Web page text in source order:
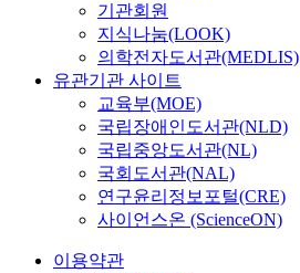
기관회원
지식나눔(LOOK)
의학전자도서관(MEDLIS)
유관기관 사이트
교육부(MOE)
국립장애인도서관(NLD)
국립중앙도서관(NL)
국회도서관(NAL)
연구윤리정보포털(CRE)
사이언스온 (ScienceON)
이용약관